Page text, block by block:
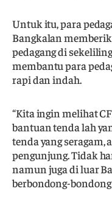
Untuk itu, para
Bangkalan
pedagang di
membantu para
rapi dan indah.
“Kita ingin melihat
bantuan tenda lah
tenda yang
pengunjung. Tidak
namun juga di luar
berbondong-